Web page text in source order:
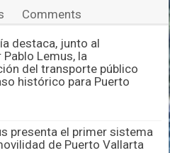
Comments
destaca, junto al
Lemus, la
del transporte público
histórico para Puerto
presenta el primer sistema
de Puerto Vallarta